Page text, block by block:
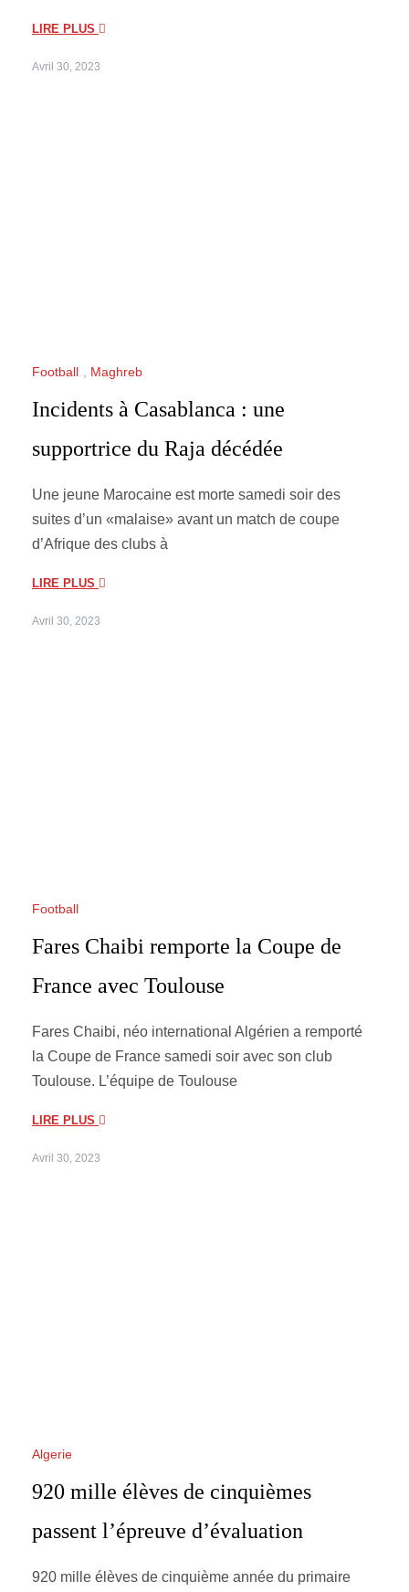
LIRE PLUS
Avril 30, 2023
Football Maghreb
Incidents à Casablanca : une
supportrice du Raja décédée
Une jeune Marocaine est morte samedi soir des
suites d’un «malaise» avant un match de coupe
d’Afrique des clubs à
LIRE PLUS
Avril 30, 2023
Football
Fares Chaibi remporte la Coupe de
France avec Toulouse
Fares Chaibi, néo international Algérien a remporté
la Coupe de France samedi soir avec son club
Toulouse. L’équipe de Toulouse
LIRE PLUS
Avril 30, 2023
Algerie
920 mille élèves de cinquièmes
passent l’épreuve d’évaluation
920 mille élèves de cinquième année du primaire